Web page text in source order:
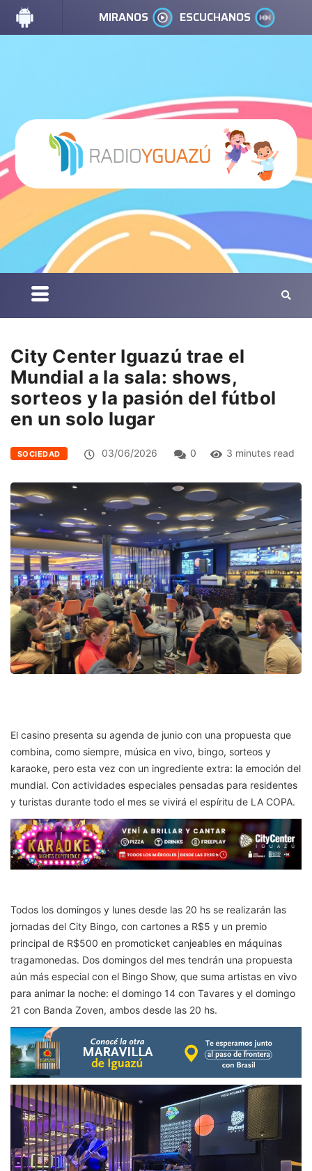
MIRANOS ESCUCHANOS
City Center Iguazú trae el
Mundial a la sala: shows,
sorteos y la pasión del fútbol
en un solo lugar
SOCIEDAD 03/06/2026 0 3 minutes read
El casino presenta su agenda de junio con una propuesta que
combina, como siempre, música en vivo, bingo, sorteos y
karaoke, pero esta vez con un ingrediente extra: la emoción del
mundial. Con actividades especiales pensadas para residentes
y turistas durante todo el mes se vivirá el espíritu de LA COPA.
Todos los domingos y lunes desde las 20 hs se realizarán las
jornadas del City Bingo, con cartones a R$5 y un premio
principal de R$500 en promoticket canjeables en máquinas
tragamonedas. Dos domingos del mes tendrán una propuesta
aún más especial con el Bingo Show, que suma artistas en vivo
para animar la noche: el domingo 14 con Tavares y el domingo
21 con Banda Zoven, ambos desde las 20 hs.